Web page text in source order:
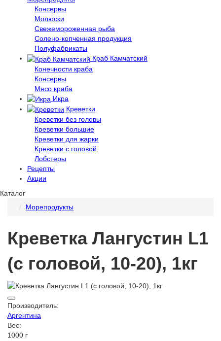
Консервы
Молюски
Свежемороженная рыба
Солено-копченная продукция
Полуфабрикаты
Краб Камчатский
Конечности краба
Консервы
Мясо краба
Икра
Креветки
Креветки без головы
Креветки большие
Креветки для жарки
Креветки с головой
Лобстеры
Рецепты
Акции
Каталог
Морепродукты
Креветка Лангустин L1
(c головой, 10-20), 1кг
Производитель:
Аргентина
Вес:
1000 г